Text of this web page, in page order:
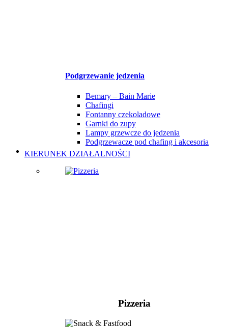
Podgrzewanie jedzenia
Bemary – Bain Marie
Chafingi
Fontanny czekoladowe
Garnki do zupy
Lampy grzewcze do jedzenia
Podgrzewacze pod chafing i akcesoria
KIERUNEK DZIAŁALNOŚCI
Pizzeria